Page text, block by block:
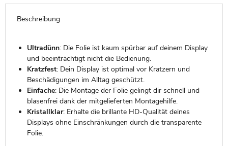
Beschreibung
Ultradünn: Die Folie ist kaum spürbar auf deinem Display
und beeinträchtigt nicht die Bedienung.
Kratzfest: Dein Display ist optimal vor Kratzern und
Beschädigungen im Alltag geschützt.
Einfache: Die Montage der Folie gelingt dir schnell und
blasenfrei dank der mitgelieferten Montagehilfe.
Kristallklar: Erhalte die brillante HD-Qualität deines
Displays ohne Einschränkungen durch die transparente
Folie.